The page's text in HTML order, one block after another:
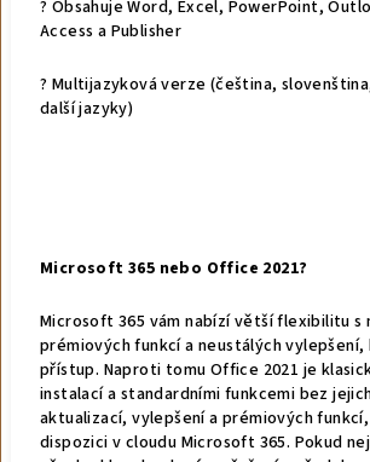
? Obsahuje Word, Excel, PowerPoint,
Access a Publisher
? Multijazyková verze (čeština,
další jazyky)
Microsoft 365 nebo Office 2021?
Microsoft 365 vám nabízí větší flexibilitu s
prémiových funkcí a neustálých
přístup. Naproti tomu Office 2021 je
instalací a standardními funkcemi bez
aktualizací, vylepšení a prémiových
dispozici v cloudu Microsoft 365. Pokud